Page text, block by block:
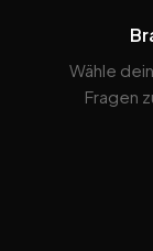
Wähle
Fragen